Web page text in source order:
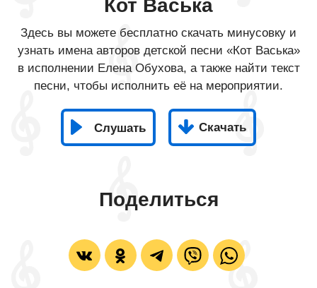
Кот Васька
Здесь вы можете бесплатно скачать минусовку и
узнать имена авторов детской песни «Кот Васька»
в исполнении Елена Обухова, а также найти текст
песни, чтобы исполнить её на мероприятии.
Слушать Скачать
Поделиться